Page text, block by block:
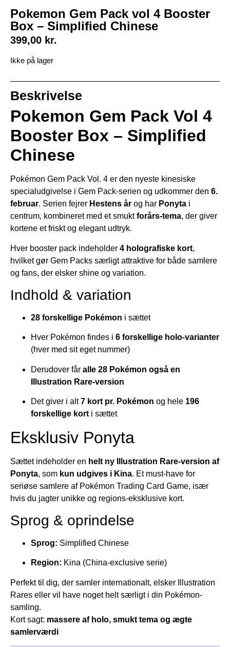
Pokemon Gem Pack vol 4 Booster
Box – Simplified Chinese
399,00 kr.
Ikke på lager
Beskrivelse
Pokemon Gem Pack Vol 4
Booster Box – Simplified
Chinese
Pokémon Gem Pack Vol. 4 er den nyeste kinesiske
specialudgivelse i Gem Pack-serien og udkommer den 6.
februar. Serien fejrer Hestens år og har Ponyta i
centrum, kombineret med et smuktforårs-tema, der giver
kortene et friskt og elegant udtryk.
Hver booster pack indeholder 4 holografiske kort,
hvilket gør Gem Packs særligt attraktive for både samlere
og fans, der elsker shine og variation.
Indhold & variation
28 forskellige Pokémon i sættet
Hver Pokémon findes i 6 forskellige holo-varianter
(hver med sit eget nummer)
Derudover får alle 28 Pokémon også en
Illustration Rare-version
Det giver i alt7 kort pr. Pokémon og hele 196
forskellige kort i sættet
Eksklusiv Ponyta
Sættet indeholder en helt ny Illustration Rare-version af
Ponyta, som kun udgives i Kina. Et must-have for
seriøse samlere af Pokémon Trading Card Game, især
hvis du jagter unikke og regions-eksklusive kort.
Sprog & oprindelse
Sprog: Simplified Chinese
Region: Kina (China-exclusive serie)
Perfekt til dig, der samler internationalt, elsker Illustration
Rares eller vil have noget helt særligt i din Pokémon-
samling.
Kort sagt: massere af holo, smukt tema og ægte
samlerværdi